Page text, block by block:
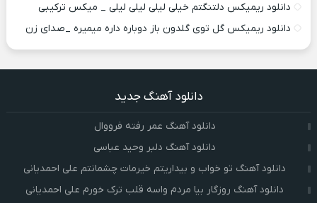
دانلود ریمیکس دلتنگتم خیلی لیلی لیلی لیلی _ میکس ترکیبی
دانلود ریمیکس گل توی گلدون باز دوباره داره میمیره _صدای زن
دانلود آهنگ جدید
دانلود آهنگ عمر رفته فرووال
دانلود آهنگ دلبر وحید عباسی
دانلود آهنگ تو خواب و بیداریتم خیرمات چشمانتم علی احمدیانی
دانلود آهنگ روزگار بیا مردم واسه قلب ترک خورم علی احمدیانی